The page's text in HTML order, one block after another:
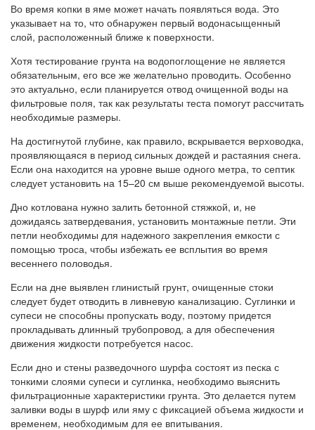
Во время копки в яме может начать появляться вода. Это
указывает на то, что обнаружен первый водонасыщенный
слой, расположенный ближе к поверхности.
Хотя тестирование грунта на водопоглощение не является
обязательным, его все же желательно проводить. Особенно
это актуально, если планируется отвод очищенной воды на
фильтровые поля, так как результаты теста помогут рассчитать
необходимые размеры.
На достигнутой глубине, как правило, вскрывается верховодка,
проявляющаяся в период сильных дождей и растаяния снега.
Если она находится на уровне выше одного метра, то септик
следует установить на 15–20 см выше рекомендуемой высоты.
Дно котлована нужно залить бетонной стяжкой, и, не
дожидаясь затвердевания, установить монтажные петли. Эти
петли необходимы для надежного закрепления емкости с
помощью троса, чтобы избежать ее всплытия во время
весеннего половодья.
Если на дне выявлен глинистый грунт, очищенные стоки
следует будет отводить в ливневую канализацию. Суглинки и
супеси не способны пропускать воду, поэтому придется
прокладывать длинный трубопровод, а для обеспечения
движения жидкости потребуется насос.
Если дно и стены разведочного шурфа состоят из песка с
тонкими слоями супеси и суглинка, необходимо выяснить
фильтрационные характеристики грунта. Это делается путем
заливки воды в шурф или яму с фиксацией объема жидкости и
временем, необходимым для ее впитывания.